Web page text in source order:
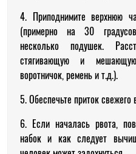
4. Приподнимите верхнюю
(примерно на 30
несколько подушек.
стягивающую и
воротничок, ремень и т.д.).
5. Обеспечьте приток свежего
6. Если началась рвота,
набок и как следует